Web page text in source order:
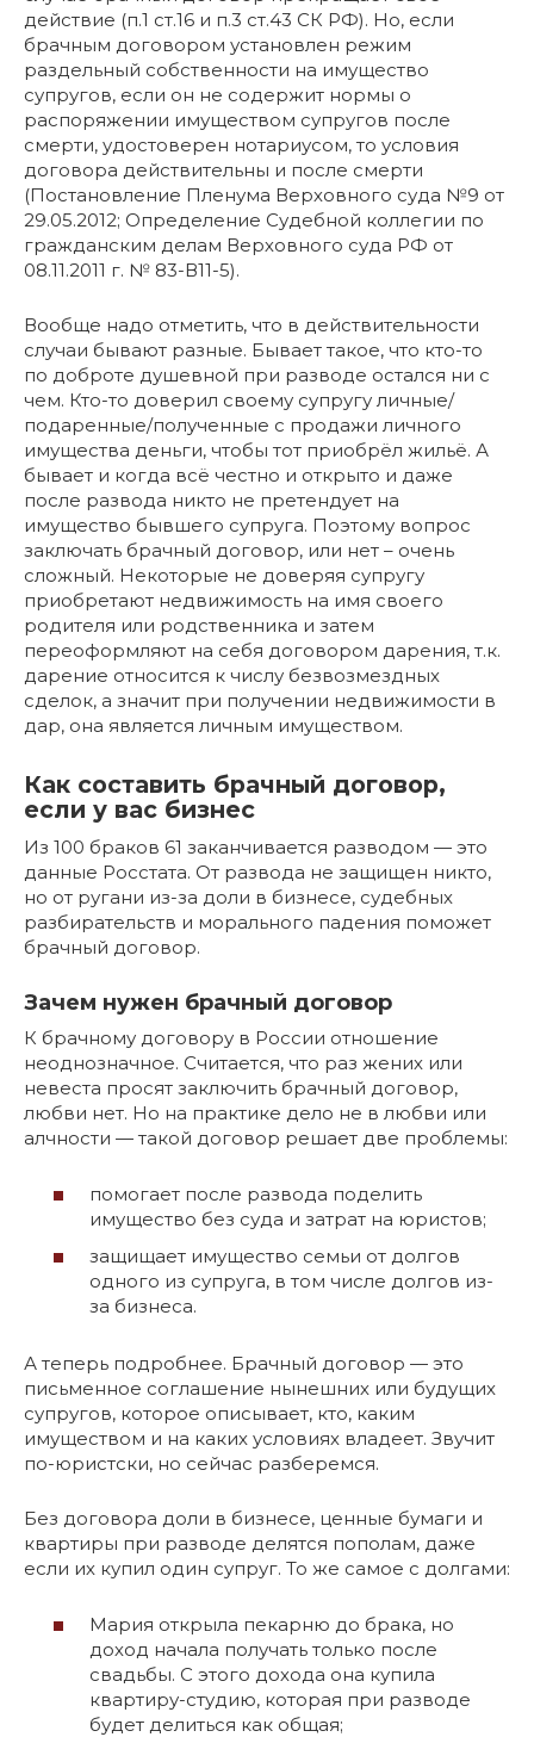
действие (п.1 ст.16 и п.3 ст.43 СК РФ). Но, если
брачным договором установлен режим
раздельный собственности на имущество
супругов, если он не содержит нормы о
распоряжении имуществом супругов после
смерти, удостоверен нотариусом, то условия
договора действительны и после смерти
(Постановление Пленума Верховного суда №9 от
29.05.2012; Определение Судебной коллегии по
гражданским делам Верховного суда РФ от
08.11.2011 г. № 83-В11-5).
Вообще надо отметить, что в действительности
случаи бывают разные. Бывает такое, что кто-то
по доброте душевной при разводе остался ни с
чем. Кто-то доверил своему супругу личные/
подаренные/полученные с продажи личного
имущества деньги, чтобы тот приобрёл жильё. А
бывает и когда всё честно и открыто и даже
после развода никто не претендует на
имущество бывшего супруга. Поэтому вопрос
заключать брачный договор, или нет – очень
сложный. Некоторые не доверяя супругу
приобретают недвижимость на имя своего
родителя или родственника и затем
переоформляют на себя договором дарения, т.к.
дарение относится к числу безвозмездных
сделок, а значит при получении недвижимости в
дар, она является личным имуществом.
Как составить брачный договор,
если у вас бизнес
Из 100 браков 61 заканчивается разводом — это
данные Росстата. От развода не защищен никто,
но от ругани из-за доли в бизнесе, судебных
разбирательств и морального падения поможет
брачный договор.
Зачем нужен брачный договор
К брачному договору в России отношение
неоднозначное. Считается, что раз жених или
невеста просят заключить брачный договор,
любви нет. Но на практике дело не в любви или
алчности — такой договор решает две проблемы:
помогает после развода поделить
имущество без суда и затрат на юристов;
защищает имущество семьи от долгов
одного из супруга, в том числе долгов из-
за бизнеса.
А теперь подробнее. Брачный договор — это
письменное соглашение нынешних или будущих
супругов, которое описывает, кто, каким
имуществом и на каких условиях владеет. Звучит
по-юристски, но сейчас разберемся.
Без договора доли в бизнесе, ценные бумаги и
квартиры при разводе делятся пополам, даже
если их купил один супруг. То же самое с долгами:
Мария открыла пекарню до брака, но
доход начала получать только после
свадьбы. С этого дохода она купила
квартиру-студию, которая при разводе
будет делиться как общая;